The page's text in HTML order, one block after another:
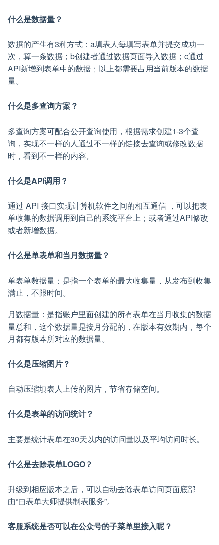
什么是数据量？
数据的产生有3种方式：a填表人每填写表单并提交成功一
次，算一条数据；b创建者通过数据页面导入数据；c通过
API新增到表单中的数据；以上都需要占用当前版本的数据
量。
什么是多查询方案？
多查询方案可配合公开查询使用，根据需求创建1-3个查
询，实现不一样的人通过不一样的链接去查询或修改数据
时，看到不一样的内容。
什么是API调用？
通过 API 接口实现计算机软件之间的相互通信 ，可以把表
单收集的数据调用到自己的系统平台上；或者通过API修改
或者新增数据。
什么是单表单和当月数据量？
单表单数据量：是指一个表单的最大收集量，从发布到收集
满止，不限时间。
月数据量：是指账户里面创建的所有表单在当月收集的数据
量总和，这个数据量是按月分配的，在版本有效期内，每个
月都有版本所对应的数据量。
什么是压缩图片？
自动压缩填表人上传的图片，节省存储空间。
什么是表单的访问统计？
主要是统计表单在30天以内的访问量以及平均访问时长。
什么是去除表单LOGO？
升级到相应版本之后，可以自动去除表单访问页面底部
由“由表单大师提供制表服务”。
客服系统是否可以在公众号的子菜单里接入呢？